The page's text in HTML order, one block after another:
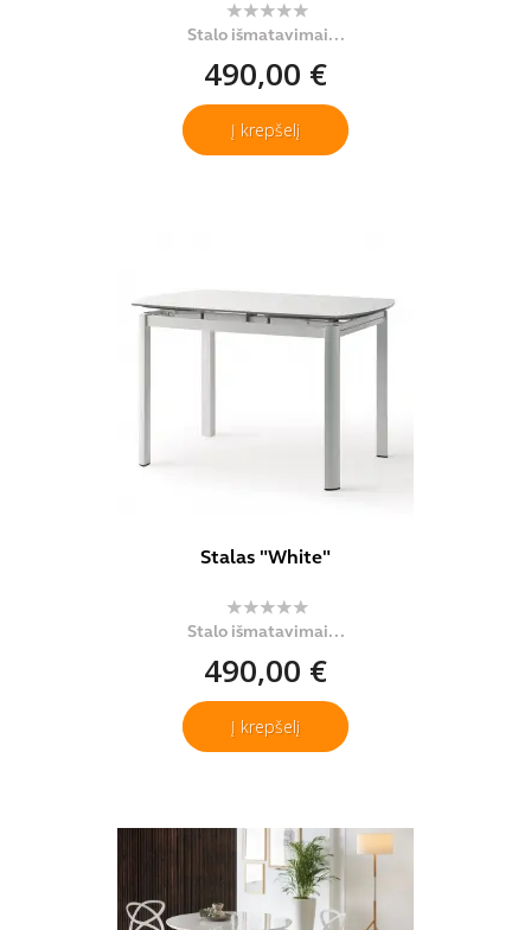
Stalo išmatavimai...
490,00 €
Į krepšelį
Stalas "White"
Stalo išmatavimai...
490,00 €
Į krepšelį